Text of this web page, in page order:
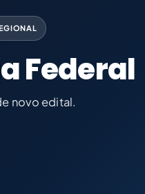
Federal
novo edital.